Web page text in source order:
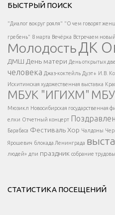
Есть вопрос?
Напишите нам
</span >
Написать
</button >
</div >
БЫСТРЫЙ ПОИСК
"Диалог вокруг рояля" "О чем говорят
гребень" 8 марта Вечёрка Встречаем
МолодостьДК
ДМШ День матери День открытых
человека Джаз-коктейль Дуэт+ И.В.
Искитимская художественная выставка
МБУК "ИГИХМ"
Мюзикл Новосибирская государственная
елки Отчетный концерт
Барабаса Фестиваль Хор Чалдоны
Ярошевич блокада Ленинграда
людей» дпи праздник собрание
СТАТИСТИКА ПОСЕЩЕНИЙ